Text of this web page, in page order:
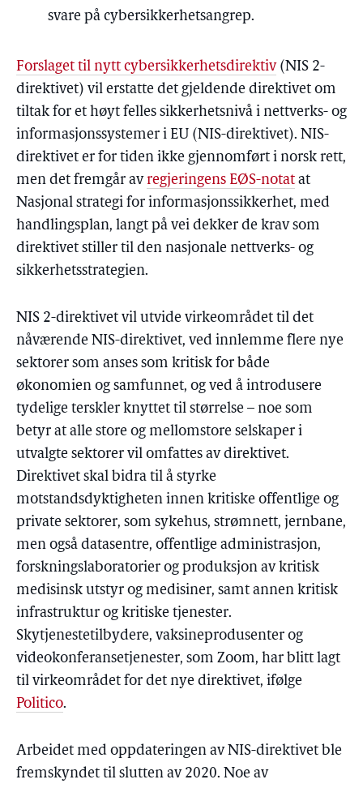
svare på cybersikkerhetsangrep.
Forslaget til nytt cybersikkerhetsdirektiv(NIS 2-
direktivet) vil erstatte det gjeldende direktivet om
tiltak for et høyt felles sikkerhetsnivå i nettverks- og
informasjonssystemer i EU (NIS-direktivet). NIS-
direktivet er for tiden ikke gjennomført i norsk rett,
men det fremgår avregjeringens EØS-notat at
Nasjonal strategi for informasjonssikkerhet, med
handlingsplan, langt på vei dekker de krav som
direktivet stiller til den nasjonale nettverks- og
sikkerhetsstrategien.
NIS 2-direktivet vil utvide virkeområdet til det
nåværende NIS-direktivet, ved innlemme flere nye
sektorer som anses som kritisk for både
økonomien og samfunnet, og ved å introdusere
tydelige terskler knyttet til størrelse – noe som
betyr at alle store og mellomstore selskaper i
utvalgte sektorer vil omfattes av direktivet.
Direktivet skal bidra til å styrke
motstandsdyktigheten innen kritiske offentlige og
private sektorer, som sykehus, strømnett, jernbane,
men også datasentre, offentlige administrasjon,
forskningslaboratorier og produksjon av kritisk
medisinsk utstyr og medisiner, samt annen kritisk
infrastruktur og kritiske tjenester.
Skytjenestetilbydere, vaksineprodusenter og
videokonferansetjenester, som Zoom, har blitt lagt
til virkeområdet for det nye direktivet, ifølge
Politico.
Arbeidet med oppdateringen av NIS-direktivet ble
fremskyndet til slutten av 2020. Noe av